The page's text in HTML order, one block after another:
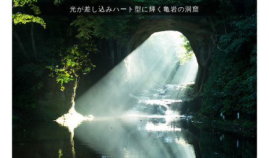
光が差し込みハート型に輝く亀岩の洞窟